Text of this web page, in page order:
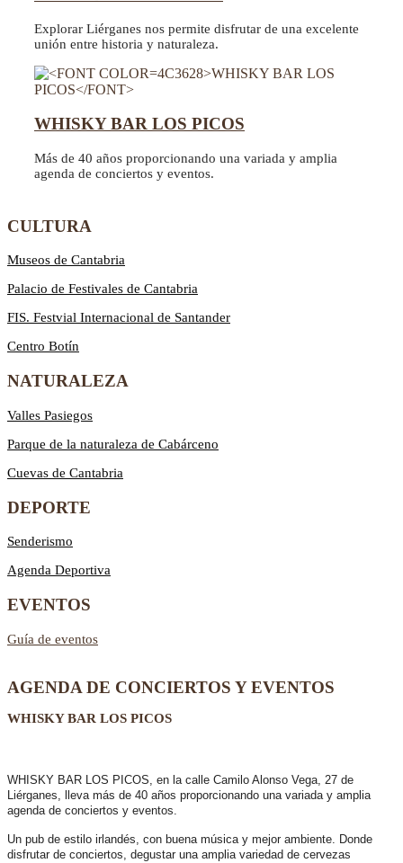
Explorar Liérganes nos permite disfrutar de una excelente
unión entre historia y naturaleza.
WHISKY BAR LOS PICOS
Más de 40 años proporcionando una variada y amplia
agenda de conciertos y eventos.
CULTURA
Museos de Cantabria
Palacio de Festivales de Cantabria
FIS. Festvial Internacional de Santander
Centro Botín
NATURALEZA
Valles Pasiegos
Parque de la naturaleza de Cabárceno
Cuevas de Cantabria
DEPORTE
Senderismo
Agenda Deportiva
EVENTOS
Guía de eventos
AGENDA DE CONCIERTOS Y EVENTOS
WHISKY BAR LOS PICOS
WHISKY BAR LOS PICOS, en la calle Camilo Alonso Vega, 27 de
Liérganes, lleva más de 40 años proporcionando una variada y amplia
agenda de conciertos y eventos.
Un pub de estilo irlandés, con buena música y mejor ambiente. Donde
disfrutar de conciertos, degustar una amplia variedad de cervezas